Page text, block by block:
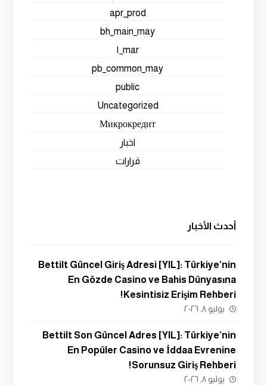
apr_prod
bh_main_may
mar_١
pb_common_may
public
Uncategorized
Микрокредит
اخبار
قرارات
أحدث الأخبار
Bettilt Güncel Giriş Adresi [YIL]: Türkiye’nin
En Gözde Casino ve Bahis Dünyasına
Kesintisiz Erişim Rehberi!
يوليو ٨, ٢٠٢٦
Bettilt Son Güncel Adres [YIL]: Türkiye’nin
En Popüler Casino ve İddaa Evrenine
Sorunsuz Giriş Rehberi!
يوليو ٨, ٢٠٢٦